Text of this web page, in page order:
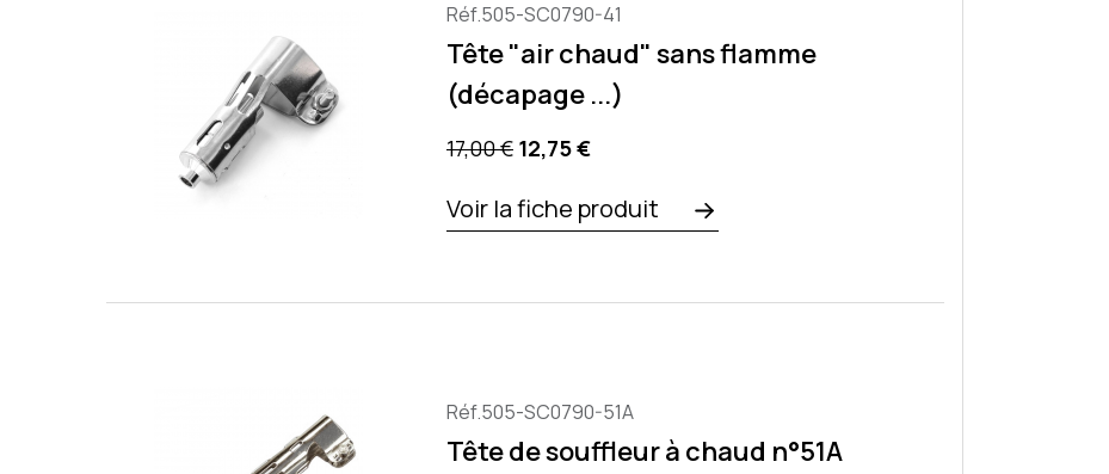
Réf.505-SC0790-41
Tête "air chaud" sans flamme
(décapage ...)
Precio base
17,00 € Precio
12,75 €
Voir la fiche produit
Réf.505-SC0790-51A
Tête de souffleur à chaud n°51A